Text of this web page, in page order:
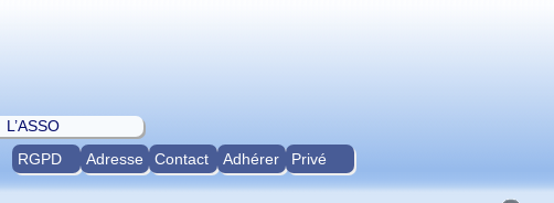
L’ASSO
RGPD
Adresse Contact Adhérer Privé